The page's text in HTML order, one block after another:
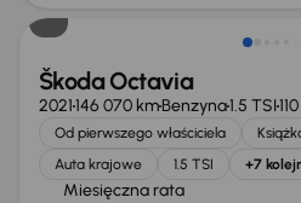
Škoda Octavia
2021146 070 kmBenzyna1.5 TSI
Od pierwszego właściciela
Auta krajowe
1.5 TSI +7
Miesięczna rata